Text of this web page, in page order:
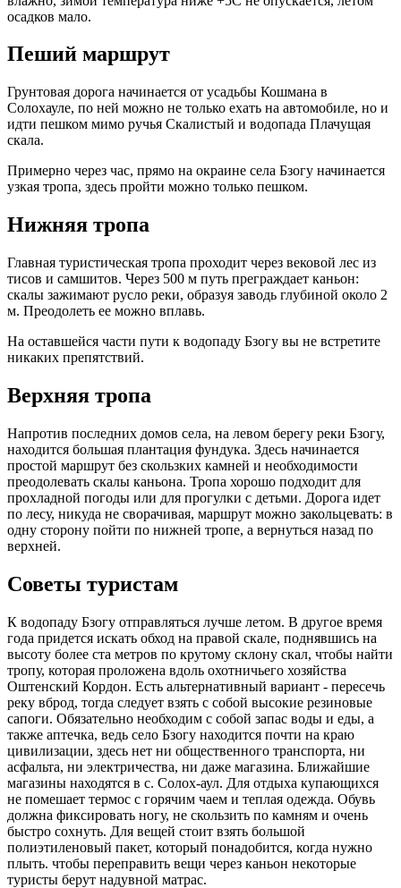
осадков мало.
Пеший маршрут
Грунтовая дорога начинается от усадьбы Кошмана в
Солохауле, по ней можно не только ехать на автомобиле, но и
идти пешком мимо ручья Скалистый и водопада Плачущая
скала.
Примерно через час, прямо на окраине села Бзогу начинается
узкая тропа, здесь пройти можно только пешком.
Нижняя тропа
Главная туристическая тропа проходит через вековой лес из
тисов и самшитов. Через 500 м путь преграждает каньон:
скалы зажимают русло реки, образуя заводь глубиной около 2
м. Преодолеть ее можно вплавь.
На оставшейся части пути к водопаду Бзогу вы не встретите
никаких препятствий.
Верхняя тропа
Напротив последних домов села, на левом берегу реки Бзогу,
находится большая плантация фундука. Здесь начинается
простой маршрут без скользких камней и необходимости
преодолевать скалы каньона. Тропа хорошо подходит для
прохладной погоды или для прогулки с детьми. Дорога идет
по лесу, никуда не сворачивая, маршрут можно закольцевать: в
одну сторону пойти по нижней тропе, а вернуться назад по
верхней.
Советы туристам
К водопаду Бзогу отправляться лучше летом. В другое время
года придется искать обход на правой скале, поднявшись на
высоту более ста метров по крутому склону скал, чтобы найти
тропу, которая проложена вдоль охотничьего хозяйства
Оштенский Кордон. Есть альтернативный вариант - пересечь
реку вброд, тогда следует взять с собой высокие резиновые
сапоги. Обязательно необходим с собой запас воды и еды, а
также аптечка, ведь село Бзогу находится почти на краю
цивилизации, здесь нет ни общественного транспорта, ни
асфальта, ни электричества, ни даже магазина. Ближайшие
магазины находятся в с. Солох-аул. Для отдыха купающихся
не помешает термос с горячим чаем и теплая одежда. Обувь
должна фиксировать ногу, не скользить по камням и очень
быстро сохнуть. Для вещей стоит взять большой
полиэтиленовый пакет, который понадобится, когда нужно
плыть. чтобы переправить вещи через каньон некоторые
туристы берут надувной матрас.